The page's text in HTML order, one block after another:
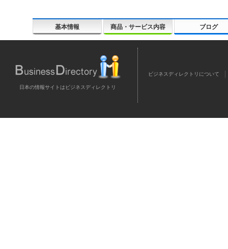
基本情報 商品・サービス内容 ブログ
日本の情報サイトはビジネスディレクトリ
ビジネスディレクトリについて